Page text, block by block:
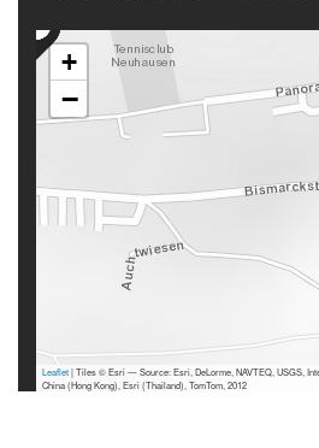
+
−
Leaflet| Tiles © Esri — Source: Esri, DeLorme, NAVTEQ, USGS,
China (Hong Kong), Esri (Thailand), TomTom, 2012